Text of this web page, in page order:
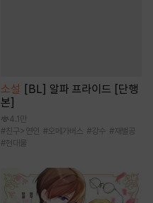
소설 [BL] 알파 프라이드 [단행
본]
4.1만
#친구>연인 #오메가버스 #강수 #재벌공
#현대물